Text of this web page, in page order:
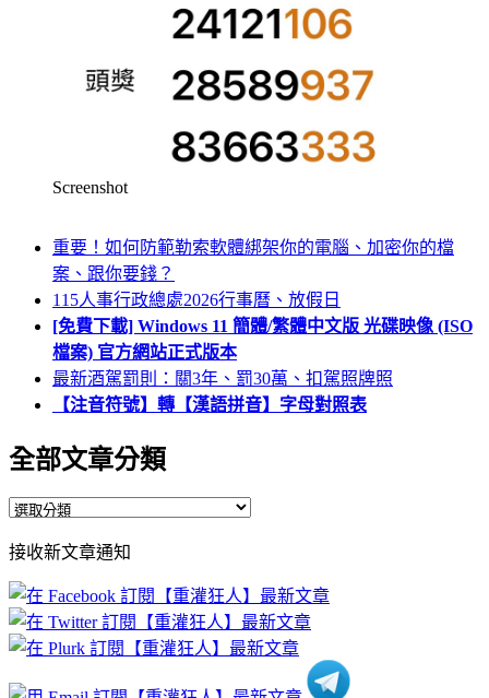
Screenshot
重要！如何防範勒索軟體綁架你的電腦、加密你的檔
案、跟你要錢？
115人事行政總處2026行事曆、放假日
[免費下載] Windows 11 簡體/繁體中文版 光碟映像 (ISO
檔案) 官方網站正式版本
最新酒駕罰則：關3年、罰30萬、扣駕照牌照
【注音符號】轉【漢語拼音】字母對照表
全部文章分類
全
文
章
分
類
接收新文章通知